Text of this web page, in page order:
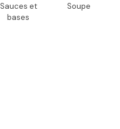
Sauces et
bases
Soupe